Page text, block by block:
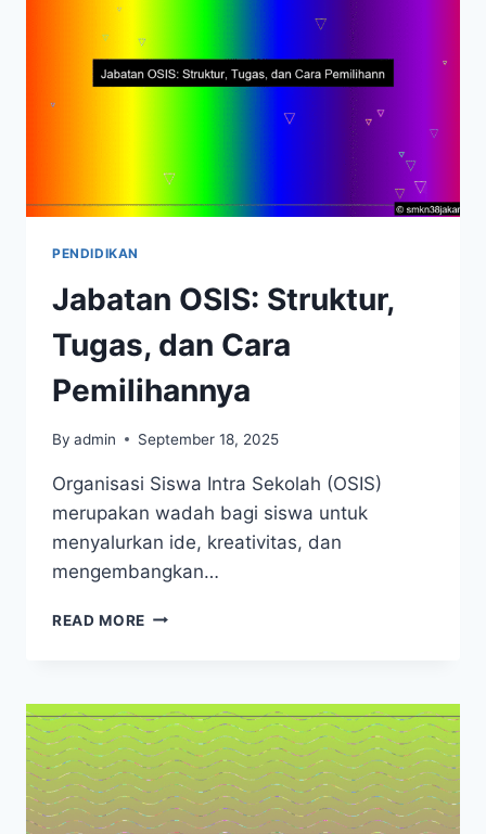
PENDIDIKAN
Jabatan OSIS: Struktur,
Tugas, dan Cara
Pemilihannya
By admin September 18, 2025
Organisasi Siswa Intra Sekolah (OSIS)
merupakan wadah bagi siswa untuk
menyalurkan ide, kreativitas, dan
mengembangkan…
READ MORE JABATAN
DAN
CARA
PEMILIHANNYA